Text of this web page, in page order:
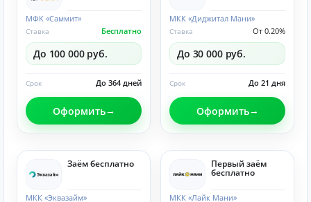
МФК «Саммит»
Бесплатно
Ставка
До 100 000 руб.
До 364 дней
Срок
Оформить
МКК «Диджитал Мани»
От 0.20%
Ставка
До 30 000 руб.
До 21 дня
Срок
Оформить
Заём бесплатно
МКК «Эквазайм»
Первый заём
бесплатно
МКК «Лайк Мани»